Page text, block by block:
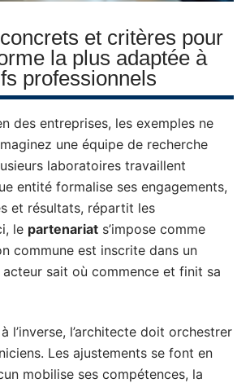
et critères pour
la plus adaptée à
professionnels
des entreprises, les exemples ne
une équipe de recherche
laboratoires travaillent
entité formalise ses engagements,
et résultats, répartit les
le partenariat s’impose comme
commune est inscrite dans un
sait où commence et finit sa
l’inverse, l’architecte doit orchestrer
Les ajustements se font en
mobilise ses compétences, la